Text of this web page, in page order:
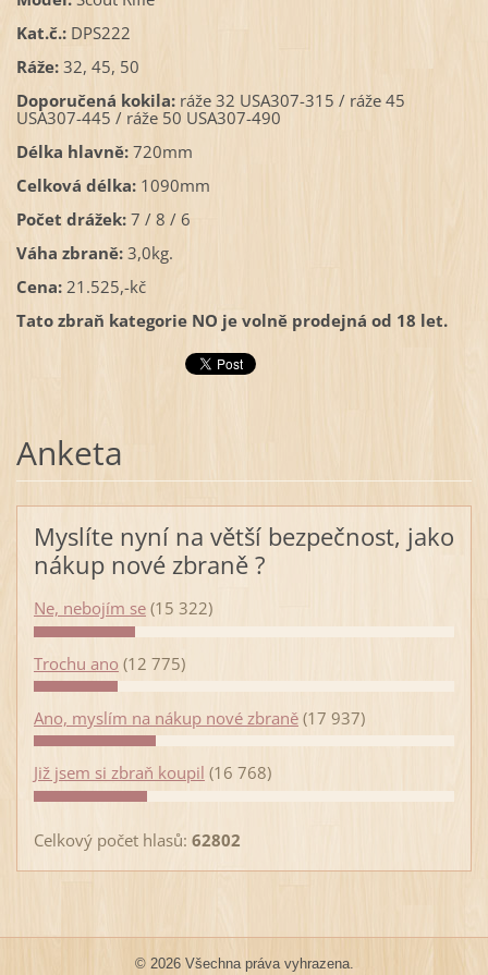
Kat.č.:DPS222
Ráže:32, 45, 50
Doporučená kokila:ráže 32 USA307-315 / ráže 45
USA307-445 / ráže 50 USA307-490
Délka hlavně:720mm
Celková délka: 1090mm
Počet drážek:7 / 8 / 6
Váha zbraně:3,0kg.
Cena: 21.525,-kč
Tato zbraň kategorie NO je volně prodejná od 18 let.
Anketa
Myslíte nyní na větší bezpečnost, jako
nákup nové zbraně ?
Ne, nebojím se (15 322)
Trochu ano (12 775)
Ano, myslím na nákup nové zbraně (17 937)
Již jsem si zbraň koupil (16 768)
Celkový počet hlasů: 62802
© 2026 Všechna práva vyhrazena.